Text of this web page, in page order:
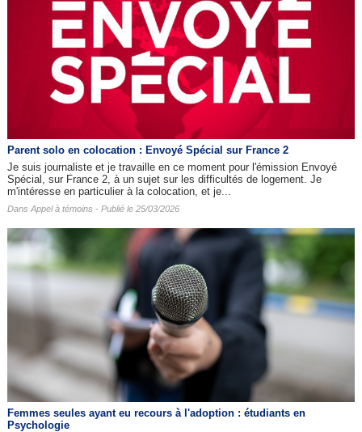
Parent solo en colocation : Envoyé Spécial sur France 2
Je suis journaliste et je travaille en ce moment pour l'émission Envoyé
Spécial, sur France 2, à un sujet sur les difficultés de logement. Je
m'intéresse en particulier à la colocation, et je...
Dans Appel à témoins - Publié le 25/03/2026
Femmes seules ayant eu recours à l'adoption : étudiants en
Psychologie